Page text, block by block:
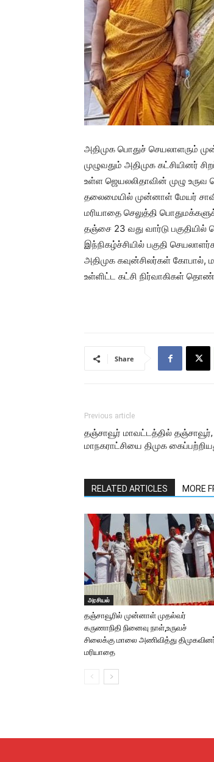
அதிமுக பொதுச் செயலாளரும்
முழுவதும் அதிமுக கட்சியினர்
உள்ள ஜெயலலிதாவின் முழு
தலைமையில் முன்னாள் மேயர்
மரியாதை செலுத்தி
தஞ்சை 23 வது வார்டு
இந்நிகழ்ச்சியில் பகுதி
அதிமுக கவுன்சிலர்கள்
உள்ளிட்ட கட்சி நிர்வாகிகள்
Share
Previous article
தஞ்சாவூர் மாவட்டத்தில்
மாநகராட்சியை திமுக
RELATED ARTICLES MORE
அரசியல்
தஞ்சாவூரில் முன்னாள் முதல்வர்
கருணாநிதி நினைவு நாள்,உருவச்
சிலைக்கு மாலை அணிவித்து
மரியாதை